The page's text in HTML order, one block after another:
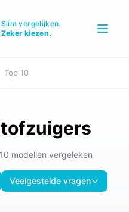
Slim vergelijken.
Zeker kiezen.
Top 10
10 modellen vergeleken
Veelgestelde vragen